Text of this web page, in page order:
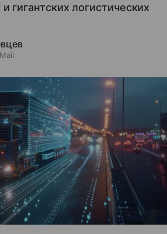
гигантских логистических